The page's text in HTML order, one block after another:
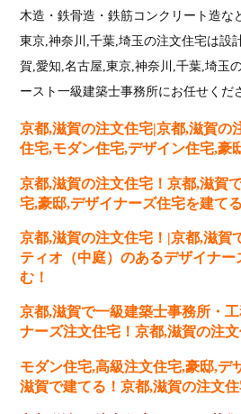
木造・鉄骨造・鉄筋コンクリート造な
東京,神奈川,千葉,埼玉の注文住宅は設
賀,愛知,名古屋,東京,神奈川,千葉,埼玉
ースト一級建築士事務所にお任せくだ
京都,滋賀の注文住宅|京都,滋賀の
住宅,モダン住宅,デザイン住宅,豪
京都,滋賀の注文住宅！京都,滋賀
宅,豪邸,デザイナーズ住宅を建てる
京都,滋賀の注文住宅！|京都,滋賀
ティオ（中庭）のあるデザイナ
む！
京都,滋賀で一級建築士事務所・
ナーズ注文住宅！京都,滋賀の注文
モダン住宅,高級注文住宅,豪邸,デ
滋賀で建てる！京都,滋賀の注文住